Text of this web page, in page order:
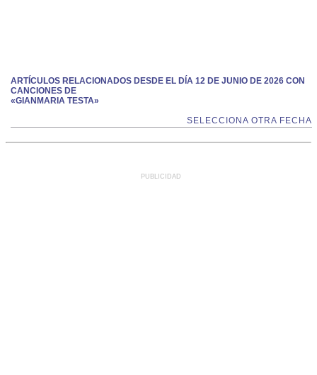
ARTÍCULOS RELACIONADOS DESDE EL DÍA 12 DE JUNIO DE 2026 CON
CANCIONES DE
«GIANMARIA TESTA»
SELECCIONA OTRA FECHA
PUBLICIDAD